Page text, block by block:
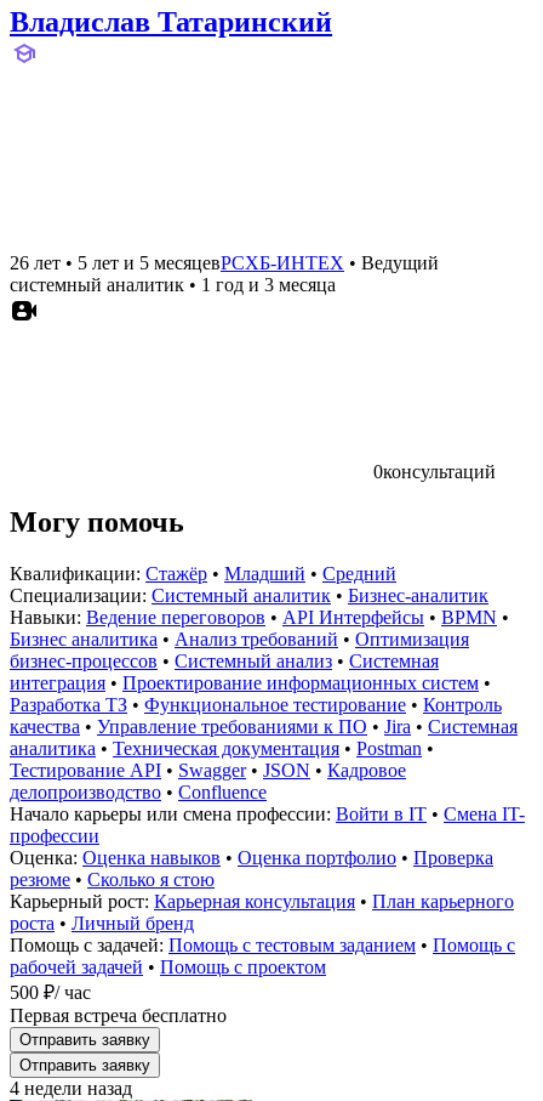
Владислав Татаринский
26 лет • 5 лет и 5 месяцевРСХБ-ИНТЕХ • Ведущий
системный аналитик • 1 год и 3 месяца
0консультаций
Могу помочь
Квалификации: Стажёр • Младший • Средний
Специализации: Системный аналитик • Бизнес-аналитик
Навыки: Ведение переговоров • API Интерфейсы • BPMN •
Бизнес аналитика • Анализ требований • Оптимизация
бизнес-процессов • Системный анализ • Системная
интеграция • Проектирование информационных систем •
Разработка ТЗ • Функциональное тестирование • Контроль
качества • Управление требованиями к ПО • Jira • Системная
аналитика • Техническая документация • Postman •
Тестирование API • Swagger• JSON • Кадровое
делопроизводство • Confluence
Начало карьеры или смена профессии: Войти в IT • Смена IT-
профессии
Оценка: Оценка навыков • Оценка портфолио • Проверка
резюме • Сколько я стою
Карьерный рост: Карьерная консультация • План карьерного
роста • Личный бренд
Помощь с задачей: Помощь с тестовым заданием • Помощь с
рабочей задачей • Помощь с проектом
500 ₽/ час
Первая встреча бесплатно
Отправить заявку
Отправить заявку
4 недели назад